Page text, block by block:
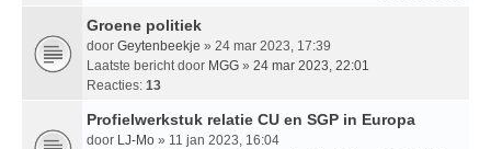
Groene politiek
door Geytenbeekje » 24 mar 2023, 17:39
Laatste bericht door MGG » 24 mar 2023, 22:01
Reacties: 13
Profielwerkstuk relatie CU en SGP in Europa
door LJ-Mo » 11 jan 2023, 16:04